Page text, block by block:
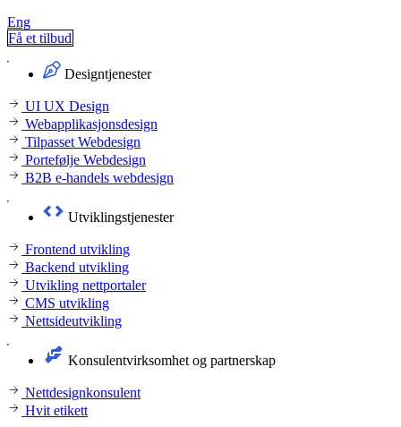
Eng
Få et tilbud
Designtjenester
UI UX Design
Webapplikasjonsdesign
Tilpasset Webdesign
Portefølje Webdesign
B2B e-handels webdesign
Utviklingstjenester
Frontend utvikling
Backend utvikling
Utvikling nettportaler
CMS utvikling
Nettsideutvikling
Konsulentvirksomhet og partnerskap
Nettdesignkonsulent
Hvit etikett